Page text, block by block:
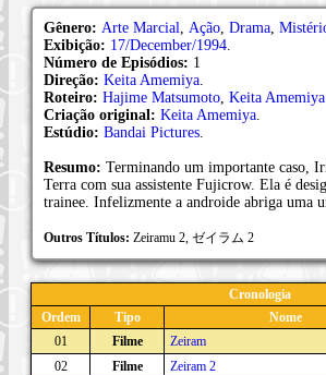
Gênero: Arte Marcial Ação Drama
Exibição: 17/December/1994
Número de Episódios: 1
Direção: Keita Amemiya
Roteiro: Hajime Matsumoto Keita Amemiya
Criação original: Keita Amemiya
Estúdio: Bandai Pictures
Resumo: Terminando um importante caso,
Terra com sua assistente Fujicrow. Ela é
trainee. Infelizmente a androide abriga uma
Outros Títulos: Zeiramu 2, ゼイラム 2
Cronologia
Ordem
Tipo Nome
01
Filme Zeiram
02
Filme Zeiram 2